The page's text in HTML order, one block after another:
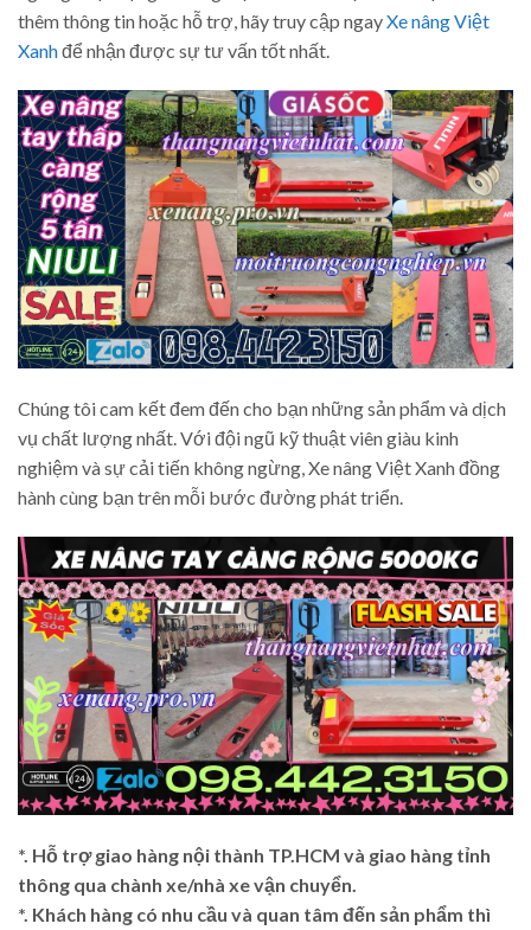
thêm thông tin hoặc hỗ trợ, hãy truy cập ngayXe nâng Việt
Xanhđể nhận được sự tư vấn tốt nhất.
Chúng tôi cam kết đem đến cho bạn những sản phẩm và dịch
vụ chất lượng nhất. Với đội ngũ kỹ thuật viên giàu kinh
nghiệm và sự cải tiến không ngừng, Xe nâng Việt Xanh đồng
hành cùng bạn trên mỗi bước đường phát triển.
*. Hỗ trợ giao hàng nội thành TP.HCM và giao hàng tỉnh
thông qua chành xe/nhà xe vận chuyển.
*. Khách hàng có nhu cầu và quan tâm đến sản phẩm thì